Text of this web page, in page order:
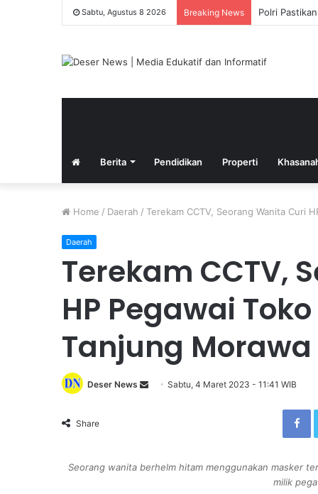
Sabtu, Agustus 8 2026 Breaking News Polri
Berita Pendidikan Properti
Home / Daerah / Terekam CCTV, Seorang Wanita Curi
Daerah
Terekam CCTV,
HP Pegawai
Tanjung Morawa
Deser News
n
Sabtu, 4 Maret 2023 - 11:41 WIB
Share
Facebook
Seorang wanita berhelm hitam menggunakan masker
milik